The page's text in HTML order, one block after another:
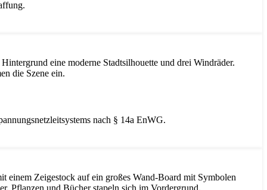
nach § 14a EnWG.